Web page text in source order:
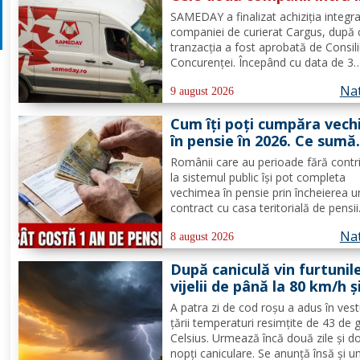
proces de integrare
SAMEDAY a finalizat achiziția
companiei de curierat Cargus, după
tranzacția a fost aprobată de
Concurenței. Începând cu data de 3
capitalul social al Cargus, au anunțat
marți, 4 august, reprezentanții
Companiile nu au anunțat...
9 august 2026
Cum îți poți cumpăra
în pensie în 2026. Ce sumă
plătești pentru un an și ce
documente trebuie
Românii care au perioade fără
la sistemul public își pot completa
vechimea în pensie prin încheierea
contract cu casa teritorială de
poate fi folosită doar în condițiile
prevăzute de lege. Costul depinde
salariul minim brut...
8 august 2026
După caniculă vin
vijelii de până la 80 km/h
ploi puternice în mai
zone
A patra zi de cod roşu a adus în
ţării temperaturi resimţite de 43 de
Celsius. Urmează încă două zile şi
nopţi caniculare. Se anunţă însă şi